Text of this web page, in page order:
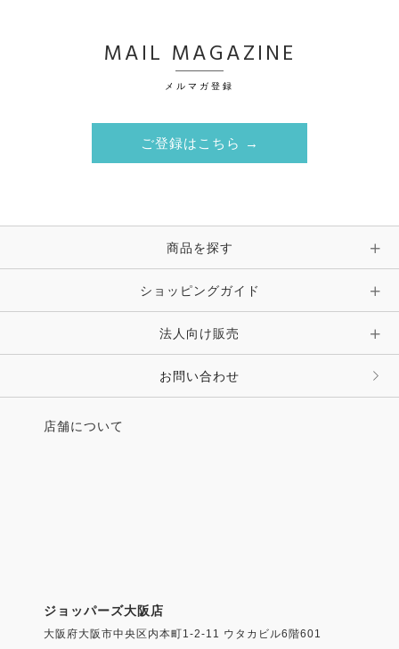
MAIL MAGAZINE
メルマガ登録
ご登録はこちら →
商品を探す
ショッピングガイド
法人向け販売
お問い合わせ
店舗について
ジョッパーズ大阪店
大阪府大阪市中央区内本町1-2-11 ウタカビル6階601